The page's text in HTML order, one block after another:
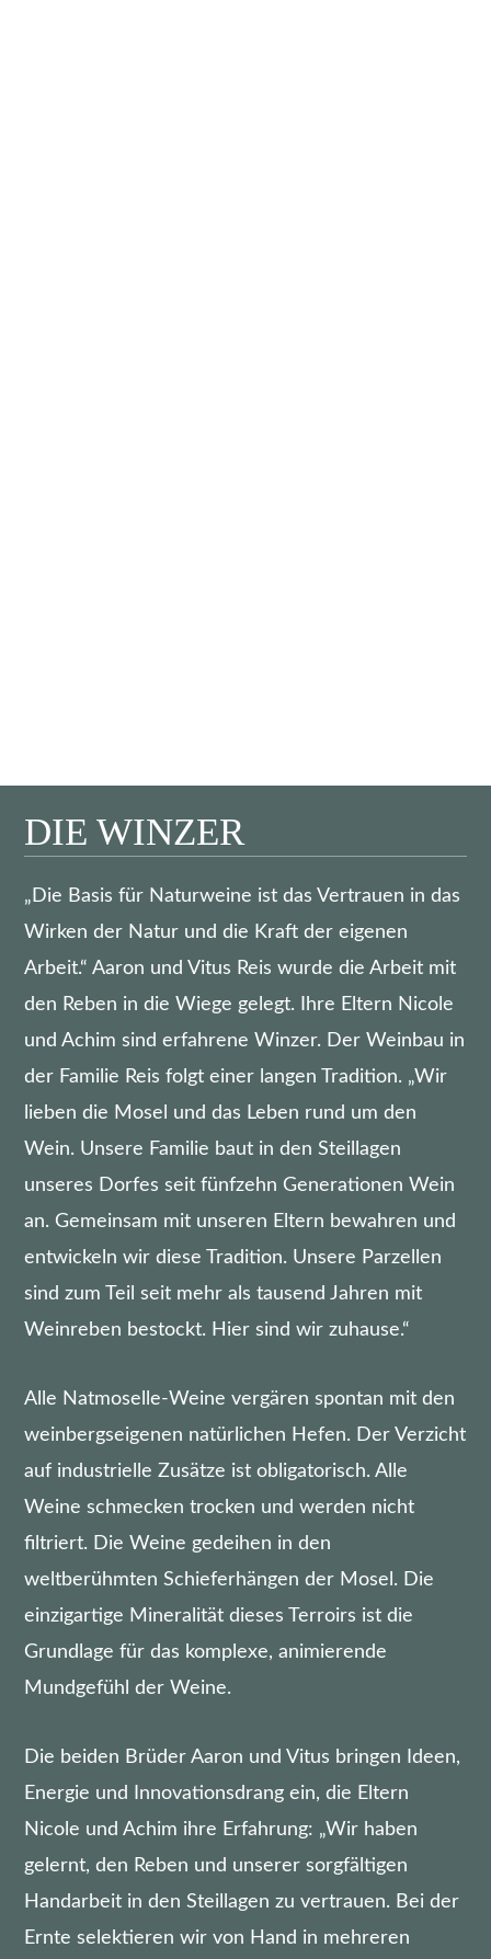
DIE WINZER
„Die Basis für Naturweine ist das Vertrauen in das
Wirken der Natur und die Kraft der eigenen
Arbeit.“ Aaron und Vitus Reis wurde die Arbeit mit
den Reben in die Wiege gelegt. Ihre Eltern Nicole
und Achim sind erfahrene Winzer. Der Weinbau in
der Familie Reis folgt einer langen Tradition. „Wir
lieben die Mosel und das Leben rund um den
Wein. Unsere Familie baut in den Steillagen
unseres Dorfes seit fünfzehn Generationen Wein
an. Gemeinsam mit unseren Eltern bewahren und
entwickeln wir diese Tradition. Unsere Parzellen
sind zum Teil seit mehr als tausend Jahren mit
Weinreben bestockt. Hier sind wir zuhause.“
Alle Natmoselle-Weine vergären spontan mit den
weinbergseigenen natürlichen Hefen. Der Verzicht
auf industrielle Zusätze ist obligatorisch. Alle
Weine schmecken trocken und werden nicht
filtriert. Die Weine gedeihen in den
weltberühmten Schieferhängen der Mosel. Die
einzigartige Mineralität dieses Terroirs ist die
Grundlage für das komplexe, animierende
Mundgefühl der Weine.
Die beiden Brüder Aaron und Vitus bringen Ideen,
Energie und Innovationsdrang ein, die Eltern
Nicole und Achim ihre Erfahrung: „Wir haben
gelernt, den Reben und unserer sorgfältigen
Handarbeit in den Steillagen zu vertrauen. Bei der
Ernte selektieren wir von Hand in mehreren